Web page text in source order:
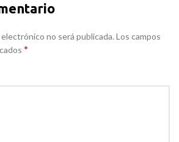
no será publicada. Los campos
*